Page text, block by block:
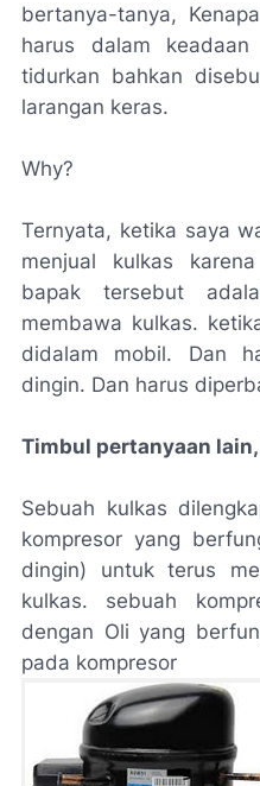
bertanya-tanya,
harus dalam
tidurkan bahkan
larangan keras.
Why?
Ternyata, ketika saya
menjual kulkas
bapak tersebut
membawa kulkas.
didalam mobil. Dan
dingin. Dan harus
Timbul pertanyaan
Sebuah kulkas
kompresor yang
dingin) untuk terus
kulkas. sebuah
dengan Oli yang
pada kompresor